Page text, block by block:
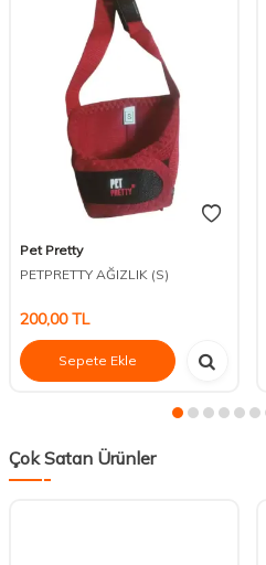
Pet Pretty
PETPRETTY AĞIZLIK (S)
200,00TL
Sepete Ekle
Çok Satan Ürünler